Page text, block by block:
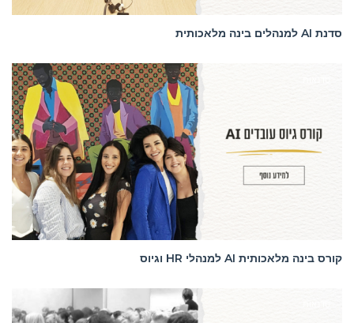
סדנת AI למנהלים בינה מלאכותית
קורס בינה מלאכותית AI למנהלי HR וגיוס